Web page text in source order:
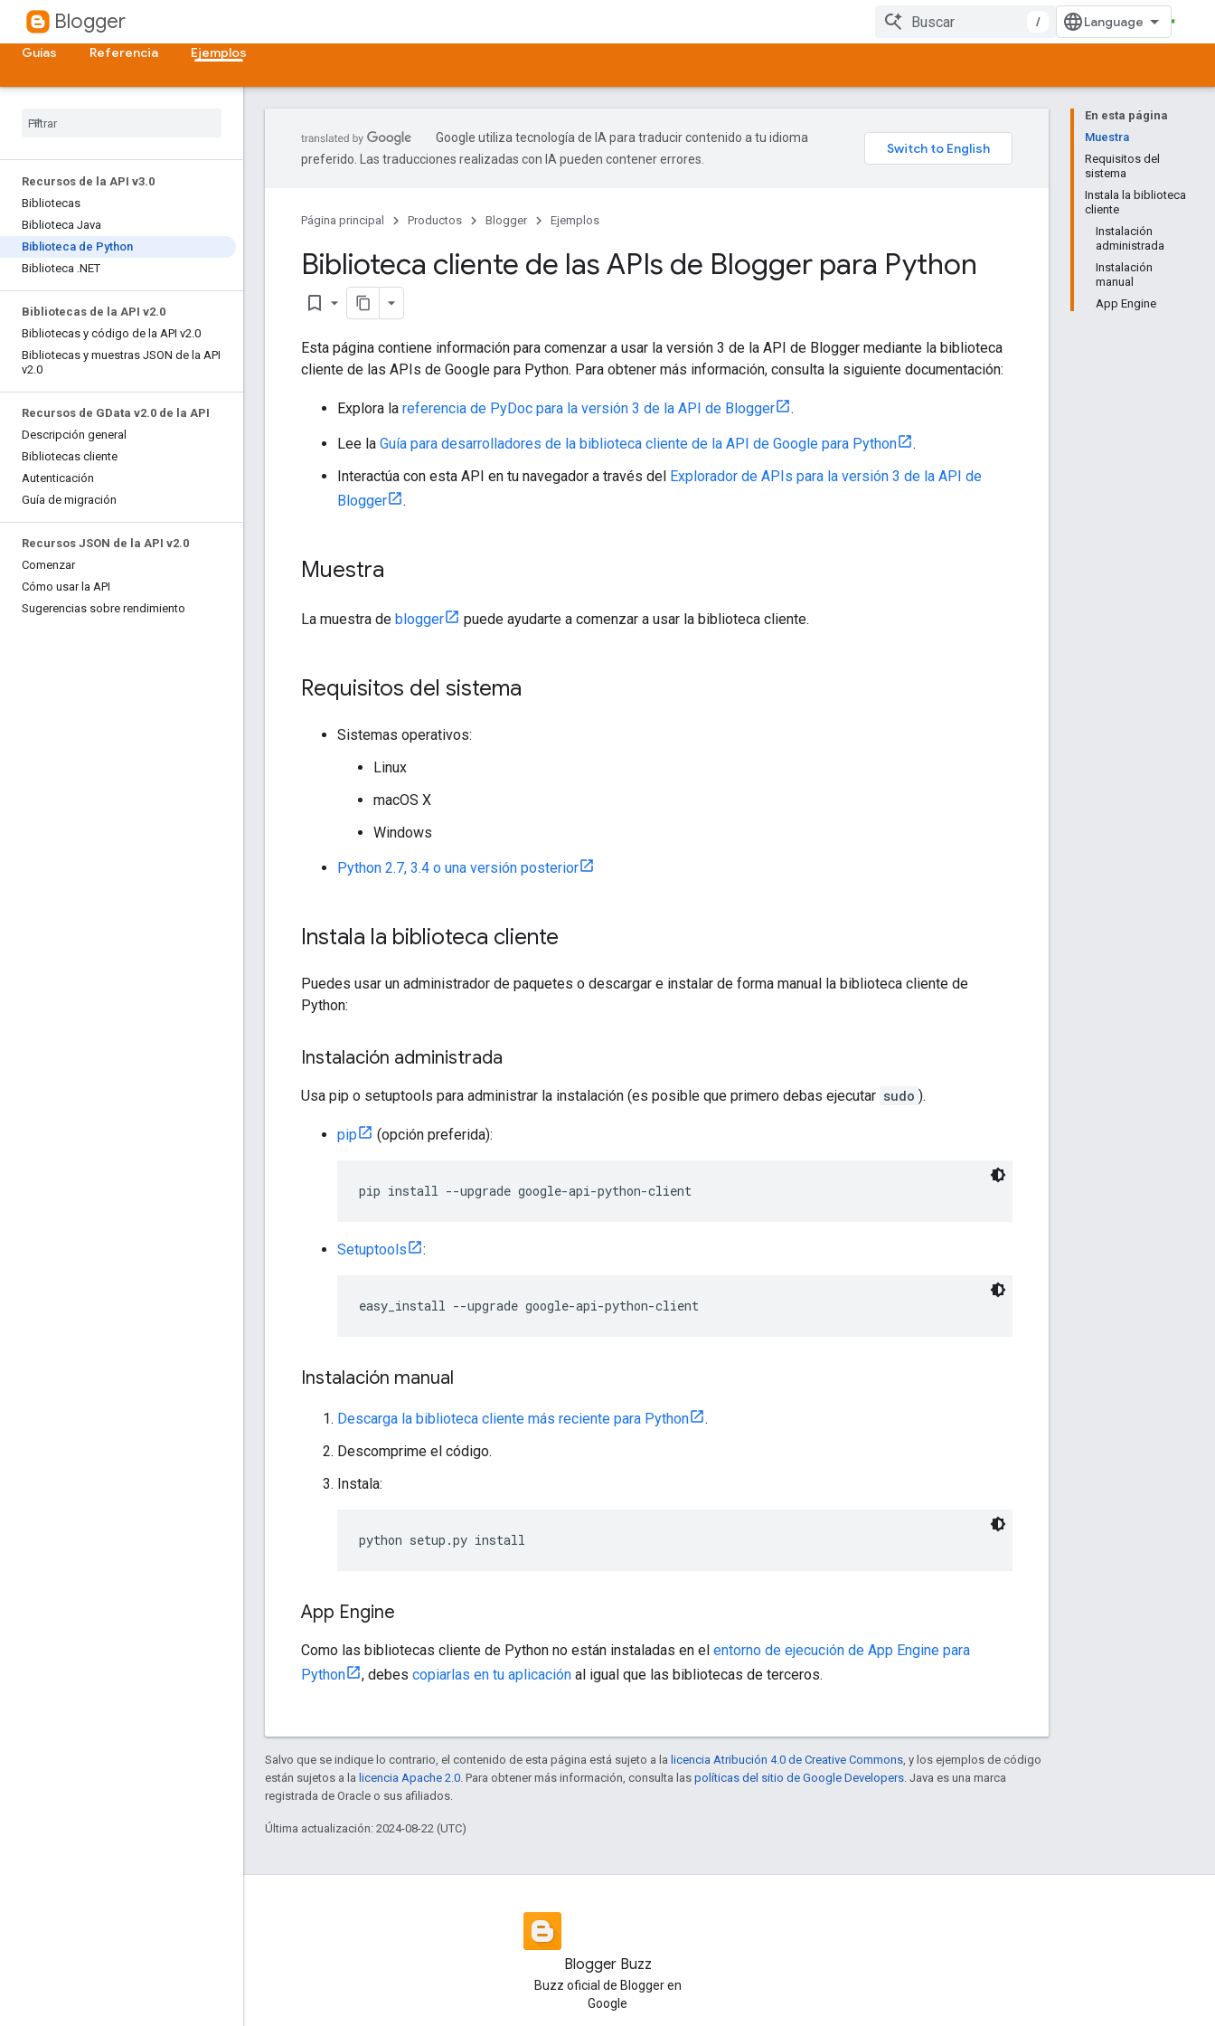
Blogger
/
Guías
Referencia Ejemplos
Recursos de la API v3.0
Bibliotecas
Biblioteca Java
Biblioteca de Python
Biblioteca .NET
Bibliotecas de la API v2.0
Bibliotecas y código de la API v2.0
Bibliotecas y muestras JSON de la API
v2.0
Recursos de GData v2.0 de la API
Descripción general
Bibliotecas cliente
Autenticación
Guía de migración
Recursos JSON de la API v2.0
Comenzar
Cómo usar la API
Sugerencias sobre rendimiento
En esta página
Muestra
Requisitos del
sistema
Instala la biblioteca
cliente
Instalación
administrada
Instalación
manual
App Engine
Google utiliza tecnología de IA para traducir contenido a tu idioma
preferido. Las traducciones realizadas con IA pueden contener errores.
Página principal Productos Blogger Ejemplos
Biblioteca cliente de las APIs de Blogger para Python
bookmark_border
Esta página contiene información para comenzar a usar la versión 3 de la API de Blogger mediante la biblioteca
cliente de las APIs de Google para Python. Para obtener más información, consulta la siguiente documentación:
Explora la referencia de PyDoc para la versión 3 de la API de Blogger .
Lee la Guía para desarrolladores de la biblioteca cliente de la API de Google para Python
.
Interactúa con esta API en tu navegador a través del Explorador de APIs para la versión 3 de la API de
Blogger
.
Muestra
La muestra de blogger puede ayudarte a comenzar a usar la biblioteca cliente.
Requisitos del sistema
Sistemas operativos:
Linux
macOS X
Windows
Python 2.7, 3.4 o una versión posterior
Instala la biblioteca cliente
Puedes usar un administrador de paquetes o descargar e instalar de forma manual la biblioteca cliente de
Python:
Instalación administrada
Usa pip o setuptools para administrar la instalación (es posible que primero debas ejecutar sudo ).
pip (opción preferida):
pip install --upgrade google-api-python-client
Setuptools :
easy_install --upgrade google-api-python-client
Instalación manual
Descarga la biblioteca cliente más reciente para Python
.
Descomprime el código.
Instala:
python setup.py install
App Engine
Como las bibliotecas cliente de Python no están instaladas en el entorno de ejecución de App Engine para
Python
, debes copiarlas en tu aplicación al igual que las bibliotecas de terceros.
Salvo que se indique lo contrario, el contenido de esta página está sujeto a la licencia Atribución 4.0 de Creative Commons , y los ejemplos de código
están sujetos a la licencia Apache 2.0 . Para obtener más información, consulta las políticas del sitio de Google Developers . Java es una marca
registrada de Oracle o sus afiliados.
Última actualización: 2024-08-22 (UTC)
Blogger Buzz
Buzz oficial de Blogger en
Google